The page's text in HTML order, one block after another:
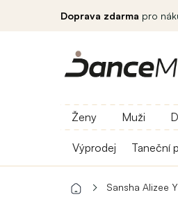
Doprava zdarma pro
Ženy Muži
Výprodej Taneční
Sansha Alizee